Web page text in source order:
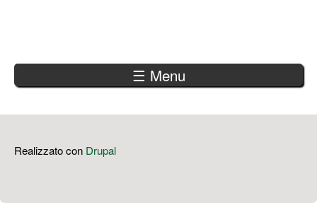
☰ Menu
Realizzato con Drupal